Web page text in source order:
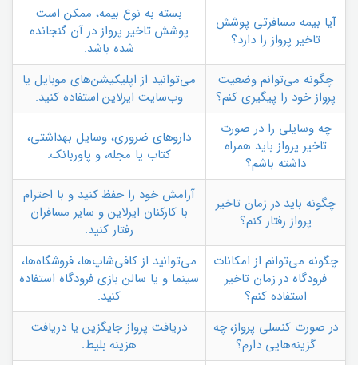
آیا بیمه مسافرتی پوشش
تاخیر پرواز را دارد؟
بسته به نوع بیمه، ممکن است
پوشش تاخیر پرواز در آن گنجانده
شده باشد.
چگونه می‌توانم وضعیت
پرواز خود را پیگیری کنم؟
می‌توانید از اپلیکیشن‌های موبایل یا
وب‌سایت ایرلاین استفاده کنید.
چه وسایلی را در صورت
تاخیر پرواز باید همراه
داشته باشم؟
داروهای ضروری، وسایل بهداشتی،
کتاب یا مجله، و پاوربانک.
چگونه باید در زمان تاخیر
پرواز رفتار کنم؟
آرامش خود را حفظ کنید و با احترام
با کارکنان ایرلاین و سایر مسافران
رفتار کنید.
چگونه می‌توانم از امکانات
فرودگاه در زمان تاخیر
استفاده کنم؟
می‌توانید از کافی‌شاپ‌ها، فروشگاه‌ها،
سینما و یا سالن بازی فرودگاه استفاده
کنید.
در صورت کنسلی پرواز، چه
گزینه‌هایی دارم؟
دریافت پرواز جایگزین یا دریافت
هزینه بلیط.